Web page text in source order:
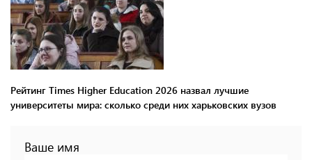
Рейтинг Times Higher Education 2026 назвал лучшие
университеты мира: сколько среди них харьковских вузов
Ваше имя